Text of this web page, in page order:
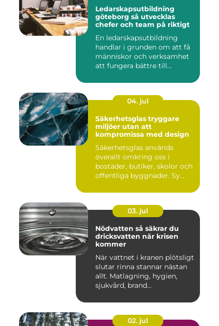
Ledarskapsutbildning
göteborg så utvecklas
chefer och team på riktigt
En ledarskapsutbildning
handlar i grunden om att få
människor och verksamhet
att fungera bättre till...
04. jul
Säkerhetsglas tryggare
miljöer utan att
kompromissa med design
Säkerhetsglas används
överallt omkring oss i
bostäder, butiker, skolor och
offentliga byggnader. Sy...
03. jul
Nödvatten så säkrar du
dricksvatten när krisen
kommer
När vattnet i kranen plötsligt
slutar rinna stannar nästan
allt. Matlagning, hygien,
sjukvård, brand...
02. jul